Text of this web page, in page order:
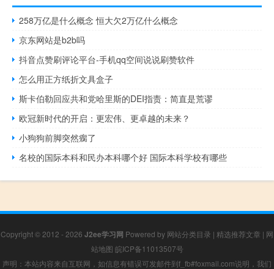
258万亿是什么概念 恒大欠2万亿什么概念
京东网站是b2b吗
抖音点赞刷评论平台-手机qq空间说说刷赞软件
怎么用正方纸折文具盒子
斯卡伯勒回应共和党哈里斯的DEI指责：简直是荒谬
欧冠新时代的开启：更宏伟、更卓越的未来？
小狗狗前脚突然瘸了
名校的国际本科和民办本科哪个好 国际本科学校有哪些
Copyright © 2012 - 2026 J2ee学习网 Powered by 网站分类目录 | 精选推荐文章 | 网
站地图 皖ICP备11013507号
声明：本站内容来自互联网，如信息有错误可发邮件到f_fb#foxmail.com说明，我们